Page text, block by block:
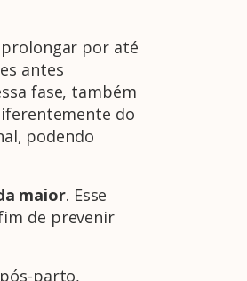
Ensino
prolongar por até
antes
fase, também
do
podendo
maior. Esse
de prevenir
parto,